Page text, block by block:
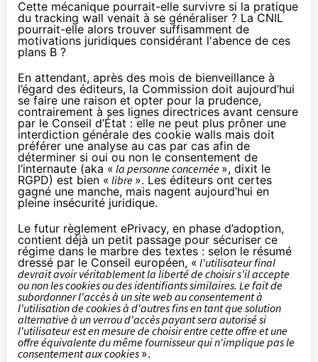
Cette mécanique pourrait-elle survivre si la pratique
du tracking wall venait à se généraliser ? La CNIL
pourrait-elle alors trouver suffisamment de
motivations juridiques considérant l'abence de ces
plans B ?
En attendant, après des mois de bienveillance à
l’égard des éditeurs, la Commission doit aujourd’hui
se faire une raison et opter pour la prudence,
contrairement à ses lignes directrices avant censure
par le Conseil d’État : elle ne peut plus prôner une
interdiction générale des cookie walls mais doit
préférer une analyse au cas par cas afin de
déterminer si oui ou non le consentement de
l’internaute (aka « la personne concernée », dixit le
RGPD) est bien « libre ». Les éditeurs ont certes
gagné une manche, mais nagent aujourd’hui en
pleine insécurité juridique.
Le futur règlement ePrivacy, en phase d’adoption,
contient déjà un petit passage pour sécuriser ce
régime dans le marbre des textes : selon le résumé
dressé par le Conseil européen, « l'utilisateur final
devrait avoir véritablement la liberté de choisir s'il accepte
ou non les cookies ou des identifiants similaires. Le fait de
subordonner l'accès à un site web au consentement à
l'utilisation de cookies à d'autres fins en tant que solution
alternative à un verrou d'accès payant sera autorisé si
l'utilisateur est en mesure de choisir entre cette offre et une
offre équivalente du même fournisseur qui n'implique pas le
consentement aux cookies ».